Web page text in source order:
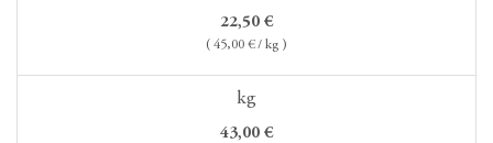
22,50 €
( 45,00 € / kg )
kg
43,00 €